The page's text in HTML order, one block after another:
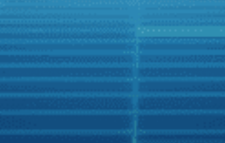
Zing
Người Việt có nhiều lựa chọn hơn với xe hơi
thông minh
cạnh tranh trên thị trường xe hơi đang mở ra nhiều cơ hội
trải nghiệm tiện nghi thông minh trên ôtô cho người Việt.
Zestech đã tích hợp thành công trợ lý tiếng Việt Kiki trên